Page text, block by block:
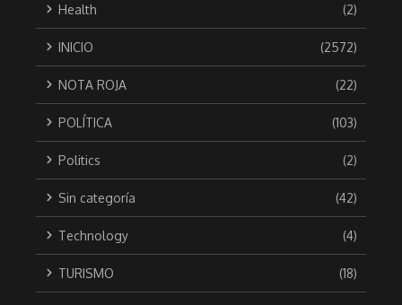
Health (2)
INICIO (2572)
NOTA ROJA (22)
POLÍTICA (103)
Politics (2)
Sin categoría (42)
Technology (4)
TURISMO (18)